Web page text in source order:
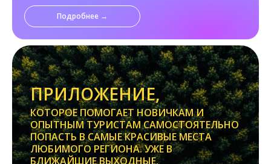
Подробнее →
ПРИЛОЖЕНИЕ,
КОТОРОЕ ПОМОГАЕТ НОВИЧКАМ И
ОПЫТНЫМ ТУРИСТАМ САМОСТОЯТЕЛЬНО
ПОПАСТЬ В САМЫЕ КРАСИВЫЕ МЕСТА
ЛЮБИМОГО РЕГИОНА. УЖЕ В
БЛИЖАЙШИЕ ВЫХОДНЫЕ.